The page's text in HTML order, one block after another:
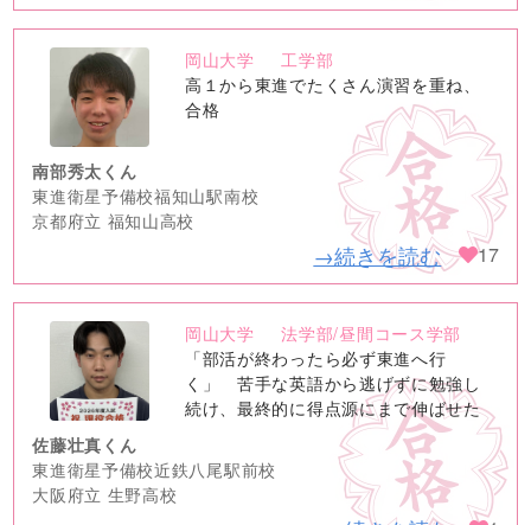
no
image
岡山大学
工学部
高１から東進でたくさん演習を重ね、
合格
南部秀太くん
東進衛星予備校福知山駅南校
京都府立 福知山高校
→続きを読む 17
no
image
岡山大学
法学部/昼間コース学部
「部活が終わったら必ず東進へ行
く」 苦手な英語から逃げずに勉強し
続け、最終的に得点源にまで伸ばせた
佐藤壮真くん
東進衛星予備校近鉄八尾駅前校
大阪府立 生野高校